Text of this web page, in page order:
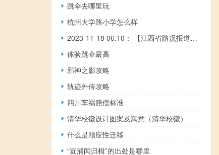
跳伞去哪里玩
杭州大学路小学怎么样
2023-11-18 06:10： 【江西省路况报道】截至11月18日6:00，①G6001南昌绕城高速乐温段，K48公里处（塔城收费站附近，往抚州方向）发生两辆货车追尾事故，封闭行2车道和应急车道，超车道和行1车道正常通行；② ​​​G72泉南高速石吉段，K466公里处（兴国西收费站附近，吉安往石城方向）发生一起货车侧翻事故，事故 ​​​
体验跳伞最高
邪神之影攻略
轨迹外传攻略
四川车祸赔偿标准
清华校徽设计图案及寓意（清华校徽）
什么是顺应性迁移
“近浦闻归楫”的出处是哪里